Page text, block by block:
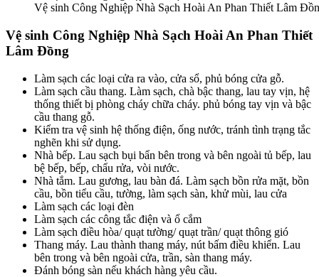
Vệ sinh Công Nghiệp Nhà Sạch Hoài An Phan Thiết Lâm
Vệ sinh Công Nghiệp Nhà Sạch Hoài An Phan Thiết
Lâm Đồng
Làm sạch các loại cửa ra vào, cửa sổ, phủ bóng cửa gỗ.
Làm sạch cầu thang. Làm sạch, chà bậc thang, lau tay vịn, hệ
thống thiết bị phòng cháy chữa cháy. phủ bóng tay vịn và bậc
cầu thang gỗ.
Kiểm tra vệ sinh hệ thống điện, ống nước, tránh tình trạng tắc
nghẽn khi sử dụng.
Nhà bếp. Lau sạch bụi bẩn bên trong và bên ngoài tủ bếp, lau
bệ bếp, bếp, chẩu rửa, vòi nước.
Nhà tắm. Lau gương, lau bàn đá. Làm sạch bồn rửa mặt, bồn
cầu, bồn tiểu cầu, tường, làm sạch sàn, khử mùi, lau cửa
Làm sạch các loại đèn
Làm sạch các công tắc điện và ổ cắm
Làm sạch điều hòa/ quạt tường/ quạt trần/ quạt thông gió
Thang máy. Lau thành thang máy, nút bấm điều khiển. Lau
bên trong và bên ngoài cửa, trần, sàn thang máy.
Đánh bóng sàn nếu khách hàng yêu cầu.